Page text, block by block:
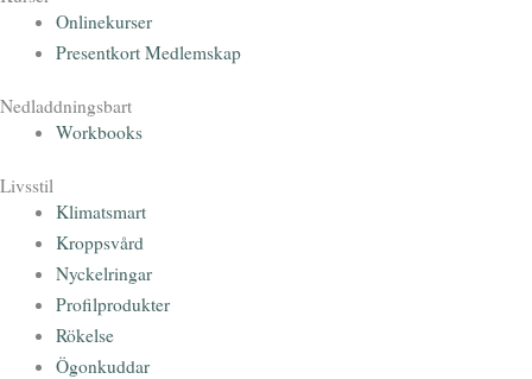
Onlinekurser
Presentkort Medlemskap
Nedladdningsbart
Workbooks
Livsstil
Klimatsmart
Kroppsvård
Nyckelringar
Profilprodukter
Rökelse
Ögonkuddar